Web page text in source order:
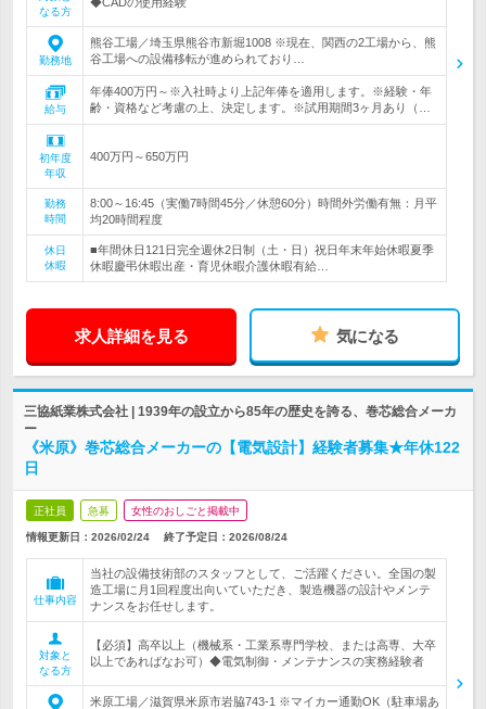
なる方
勤務地
熊谷工場／埼玉県熊谷市新堀1008 ※現在、関西の2工場から、熊
谷工場への設備移転が進められており…
給与
年俸400万円～※入社時より上記年俸を適用します。※経験・年
齢・資格など考慮の上、決定します。※試用期間3ヶ月あり（…
初年度
年収
400万円～650万円
勤務
時間
8:00～16:45（実働7時間45分／休憩60分）時間外労働有無：月平
均20時間程度
休日
休暇
■年間休日121日完全週休2日制（土・日）祝日年末年始休暇夏季
休暇慶弔休暇出産・育児休暇介護休暇有給…
求人詳細を見る 気になる
三協紙業株式会社 | 1939年の設立から85年の歴史を誇る、巻芯総合メーカ
ー
《米原》巻芯総合メーカーの【電気設計】経験者募集★年休122
日
正社員 急募 女性のおしごと掲載中
情報更新日：2026/02/24 終了予定日： 2026/08/24
仕事内容
当社の設備技術部のスタッフとして、ご活躍ください。全国の製
造工場に月1回程度出向いていただき、製造機器の設計やメンテ
ナンスをお任せします。
対象と
なる方
【必須】高卒以上（機械系・工業系専門学校、または高専、大卒
以上であればなお可）◆電気制御・メンテナンスの実務経験者
米原工場／滋賀県米原市岩脇743-1 ※マイカー通勤OK（駐車場あ